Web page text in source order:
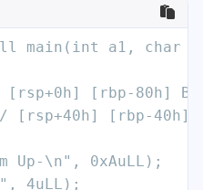
main(int a1, char
[rsp+0h] [rbp-80h]
[rsp+40h] [rbp-40h]
Up-\n", 0xAuLL);
4uLL);